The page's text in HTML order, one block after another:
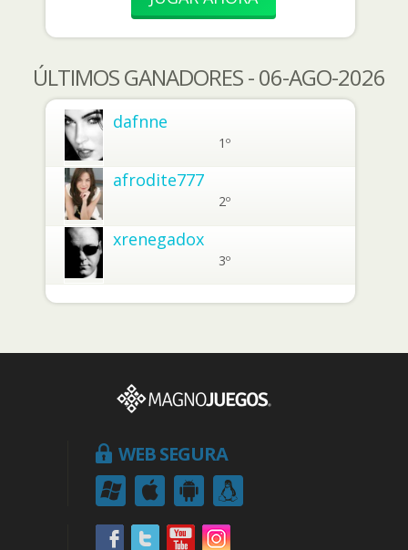
ÚLTIMOS GANADORES - 06-AGO-2026
dafnne
1º
afrodite777
2º
xrenegadox
3º
WEB SEGURA